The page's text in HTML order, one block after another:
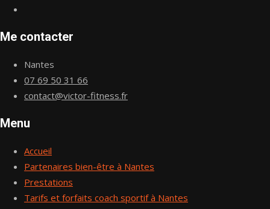
Me contacter
Nantes
07 69 50 31 66
contact@victor-fitness.fr
Menu
Accueil
Partenaires bien-être à Nantes
Prestations
Tarifs et forfaits coach sportif à Nantes